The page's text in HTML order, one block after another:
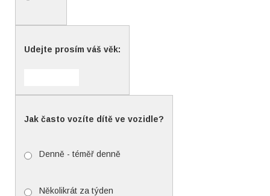
Udejte prosím váš věk:
Jak často vozíte dítě ve vozidle?
Denně - téměř denně
Několikrát za týden